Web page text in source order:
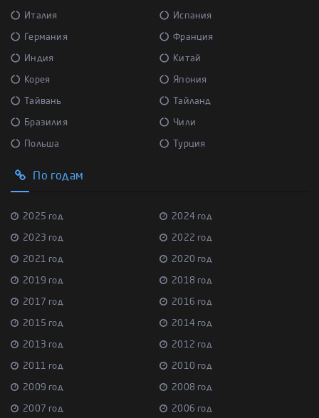
Италия Испания
Германия Франция
Индия Китай
Корея Япония
Тайвань Тайланд
Бразилия Чили
Польша Турция
По годам
2025 год 2024 год
2023 год 2022 год
2021 год 2020 год
2019 год 2018 год
2017 год 2016 год
2015 год 2014 год
2013 год 2012 год
2011 год 2010 год
2009 год 2008 год
2007 год 2006 год